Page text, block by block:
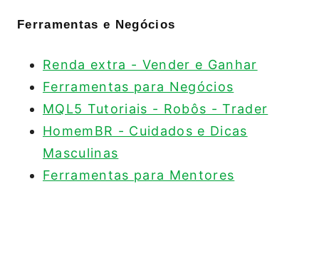
Ferramentas e Negócios
Renda extra - Vender e Ganhar
Ferramentas para Negócios
MQL5 Tutoriais - Robôs - Trader
HomemBR - Cuidados e Dicas
Masculinas
Ferramentas para Mentores